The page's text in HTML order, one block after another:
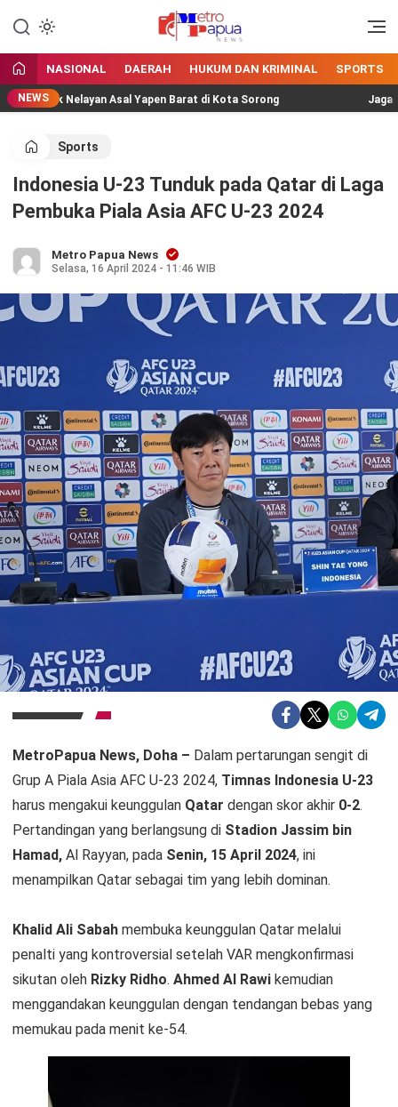
MetroPapua News
Jangan Gentar Bicara Benar
NASIONAL DAERAH HUKUM DAN KRIMINAL SPORTS
NEWSNelayan Asal Yapen Barat di Kota Sorong Jaga
Sports
Indonesia U-23 Tunduk pada Qatar di Laga
Pembuka Piala Asia AFC U-23 2024
Metro Papua News
Selasa, 16 April 2024 - 11:46 WIB
MetroPapua News, Doha – Dalam pertarungan sengit di
Grup A Piala Asia AFC U-23 2024, Timnas Indonesia U-23
harus mengakui keunggulan Qatar dengan skor akhir 0-2.
Pertandingan yang berlangsung di Stadion Jassim bin
Hamad, Al Rayyan, pada Senin, 15 April 2024, ini
menampilkan Qatar sebagai tim yang lebih dominan.
Khalid Ali Sabah membuka keunggulan Qatar melalui
penalti yang kontroversial setelah VAR mengkonfirmasi
sikutan oleh Rizky Ridho. Ahmed Al Rawi kemudian
menggandakan keunggulan dengan tendangan bebas yang
memukau pada menit ke-54.